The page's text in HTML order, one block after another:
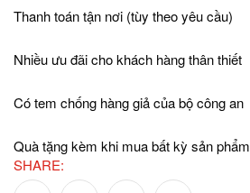
Thanh toán tận nơi (tùy theo yêu cầu)
Nhiều ưu đãi cho khách hàng thân thiết
Có tem chống hàng giả của bộ công an
Quà tặng kèm khi mua bất kỳ sản phẩm
SHARE: